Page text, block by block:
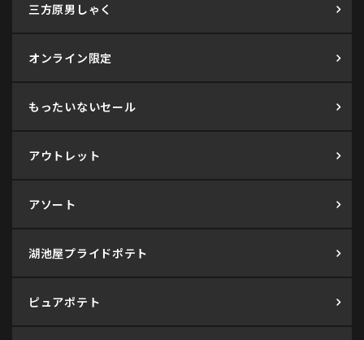
三方原男しゃく
オンライン限定
もったいないセール
アウトレット
アソート
湖池屋プライドポテト
ピュアポテト